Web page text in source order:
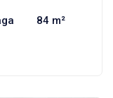
84 m²